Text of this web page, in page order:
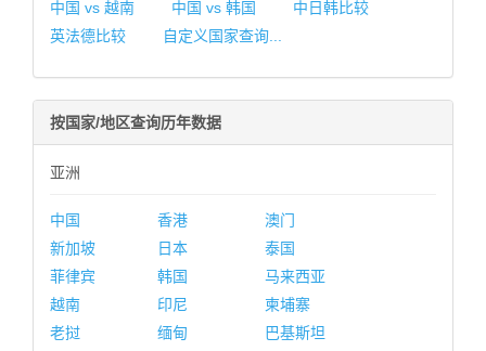
中国 vs 越南
中国 vs 韩国
中日韩比较
英法德比较
自定义国家查询...
按国家/地区查询历年数据
亚洲
中国 香港
澳门
新加坡
日本
泰国
菲律宾
韩国
马来西亚
越南
印尼
柬埔寨
老挝
缅甸
巴基斯坦